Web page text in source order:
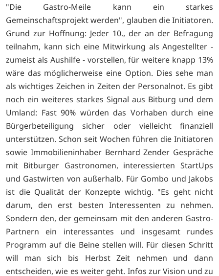
"Die Gastro-Meile kann ein starkes
Gemeinschaftsprojekt werden", glauben die Initiatoren.
Grund zur Hoffnung: Jeder 10., der an der Befragung
teilnahm, kann sich eine Mitwirkung als Angestellter -
zumeist als Aushilfe - vorstellen, für weitere knapp 13%
wäre das möglicherweise eine Option. Dies sehe man
als wichtiges Zeichen in Zeiten der Personalnot. Es gibt
noch ein weiteres starkes Signal aus Bitburg und dem
Umland: Fast 90% würden das Vorhaben durch eine
Bürgerbeteiligung sicher oder vielleicht finanziell
unterstützen. Schon seit Wochen führen die Initiatoren
sowie Immobilieninhaber Bernhard Zender Gespräche
mit Bitburger Gastronomen, interessierten StartUps
und Gastwirten von außerhalb. Für Gombo und Jakobs
ist die Qualität der Konzepte wichtig. "Es geht nicht
darum, den erst besten Interessenten zu nehmen.
Sondern den, der gemeinsam mit den anderen Gastro-
Partnern ein interessantes und insgesamt rundes
Programm auf die Beine stellen will. Für diesen Schritt
will man sich bis Herbst Zeit nehmen und dann
entscheiden, wie es weiter geht. Infos zur Vision und zu